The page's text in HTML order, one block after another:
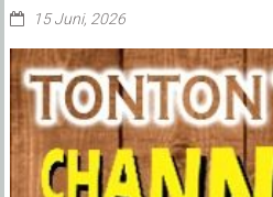
15 Juni, 2026